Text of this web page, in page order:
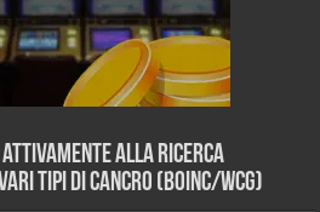
attivamente alla ricerca
tipi di Cancro (BOINC/WCG)